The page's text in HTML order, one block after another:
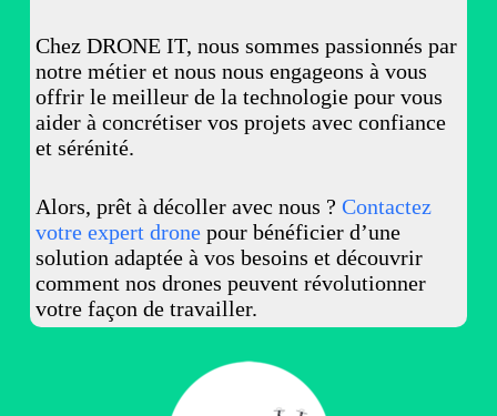
Chez DRONE IT, nous sommes passionnés par
notre métier et nous nous engageons à vous
offrir le meilleur de la technologie pour vous
aider à concrétiser vos projets avec confiance
et sérénité.
Alors, prêt à décoller avec nous ? Contactez
votre expert dronepour bénéficier d’une
solution adaptée à vos besoins et découvrir
comment nos drones peuvent révolutionner
votre façon de travailler.